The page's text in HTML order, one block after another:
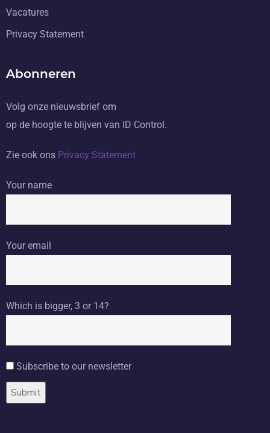
Vacatures
Privacy Statement
Abonneren
Volg onze nieuwsbrief om
op de hoogte te blijven van ID Control.
Zie ook ons Privacy Statement
Your name
Your email
Which is bigger, 3 or 14?
Subscribe to our newsletter